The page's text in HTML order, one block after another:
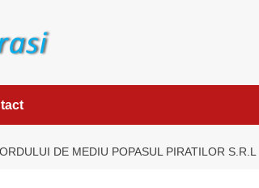
DE MEDIU POPASUL PIRATILOR S.R.L